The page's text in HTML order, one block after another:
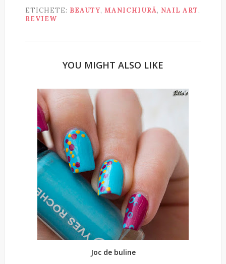
ETICHETE: BEAUTY, MANICHIURĂ, NAIL ART,
REVIEW
YOU MIGHT ALSO LIKE
Joc de buline